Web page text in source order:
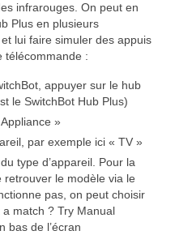
infrarouges. On peut en
Plus en plusieurs
lui faire simuler des appuis
télécommande :
appuyer sur le hub
le SwitchBot Hub Plus)
»
par exemple ici « TV »
type d’appareil. Pour la
retrouver le modèle via le
pas, on peut choisir
a match ? Try Manual
bas de l’écran